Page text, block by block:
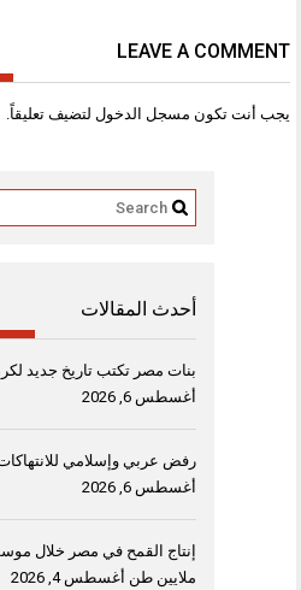
LEAVE A COMMENT
يجب أنت تكون مسجل الدخول لتضيف تعليقاً.
أحدث المقالات
بنات مصر تكتب تاريخ جديد
أغسطس 6, 2026
رفض عربي وإسلامي للانتهاكات
أغسطس 6, 2026
ملايين طن أغسطس 4, 2026